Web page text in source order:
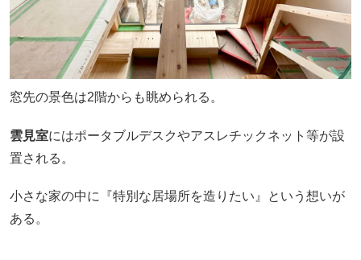
窓先の景色は2階からも眺められる。
雲見室にはポータブルデスクやアスレチックネット等が設
置される。
小さな家の中に『特別な居場所を造りたい』という想いが
ある。